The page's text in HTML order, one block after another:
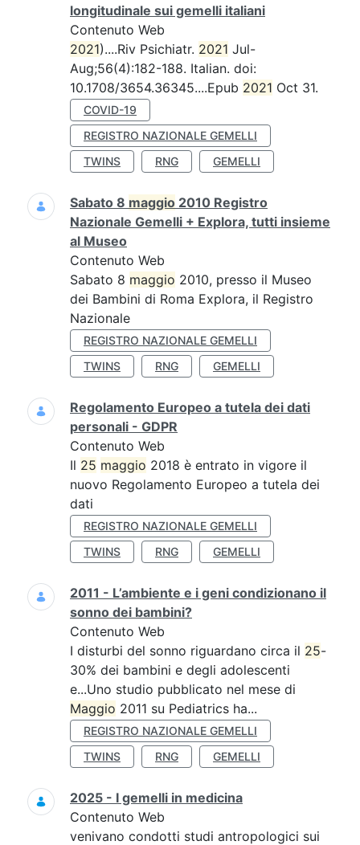
longitudinale sui gemelli italiani
Contenuto Web
2021)....Riv Psichiatr. 2021 Jul-
Aug;56(4):182-188. Italian. doi:
10.1708/3654.36345....Epub 2021 Oct 31.
COVID-19
REGISTRO NAZIONALE GEMELLI
TWINS
RNG GEMELLI
Sabato 8 maggio 2010 Registro
Nazionale Gemelli + Explora, tutti insieme
al Museo
Contenuto Web
Sabato 8 maggio 2010, presso il Museo
dei Bambini di Roma Explora, il Registro
Nazionale
REGISTRO NAZIONALE GEMELLI
TWINS
RNG GEMELLI
Regolamento Europeo a tutela dei dati
personali - GDPR
Contenuto Web
Il 25 maggio 2018 è entrato in vigore il
nuovo Regolamento Europeo a tutela dei
dati
REGISTRO NAZIONALE GEMELLI
TWINS
RNG GEMELLI
2011 - L’ambiente e i geni condizionano il
sonno dei bambini?
Contenuto Web
I disturbi del sonno riguardano circa il 25-
30% dei bambini e degli adolescenti
e...Uno studio pubblicato nel mese di
Maggio 2011 su Pediatrics ha...
REGISTRO NAZIONALE GEMELLI
TWINS
RNG GEMELLI
2025 - I gemelli in medicina
Contenuto Web
venivano condotti studi antropologici sui